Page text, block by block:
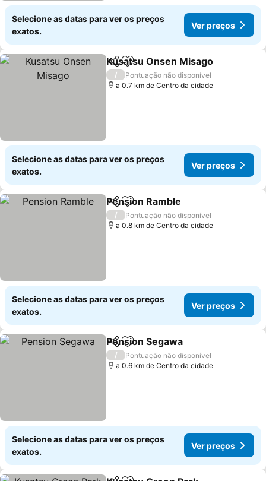
Selecione as datas para ver os preços
exatos.
Ver preços
PartilharAdicionar aos favoritos
Kusatsu Onsen Misago
/
Pontuação não disponível
a 0.7 km de Centro da cidade
Selecione as datas para ver os preços
exatos.
Ver preços
PartilharAdicionar aos favoritos
Pension Ramble
/
Pontuação não disponível
a 0.8 km de Centro da cidade
Selecione as datas para ver os preços
exatos.
Ver preços
PartilharAdicionar aos favoritos
Pension Segawa
/
Pontuação não disponível
a 0.6 km de Centro da cidade
Selecione as datas para ver os preços
exatos.
Ver preços